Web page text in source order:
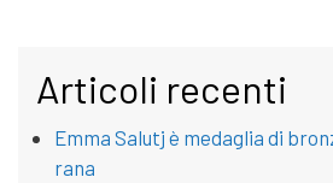
Articoli recenti
Emma Salutj è medaglia di
rana